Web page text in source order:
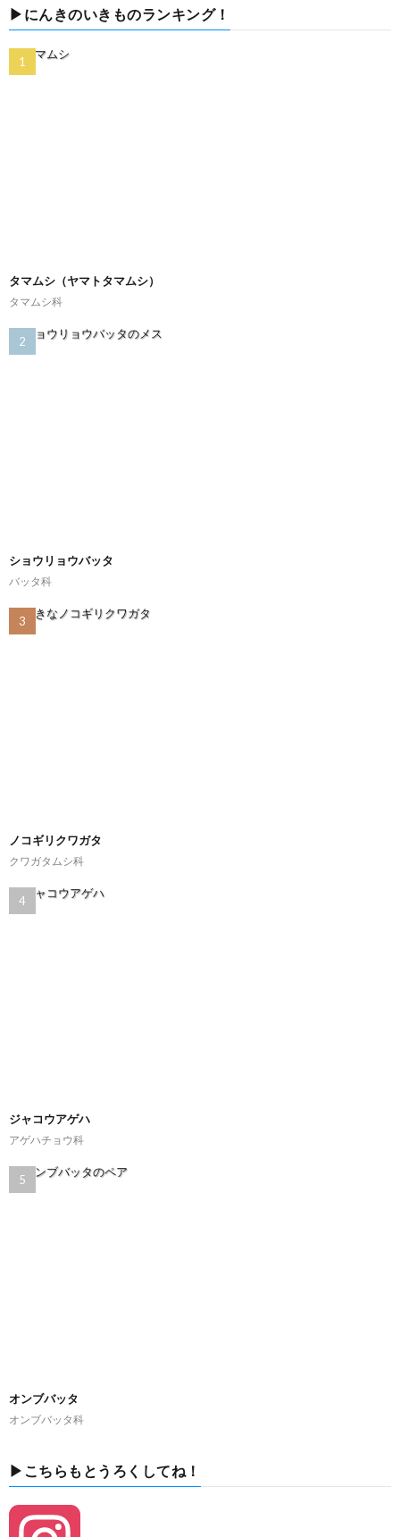
▶にんきのいきものランキング！
タマムシ（ヤマトタマムシ）
タマムシ科
ショウリョウバッタ
バッタ科
ノコギリクワガタ
クワガタムシ科
ジャコウアゲハ
アゲハチョウ科
オンブバッタ
オンブバッタ科
▶こちらもとうろくしてね！